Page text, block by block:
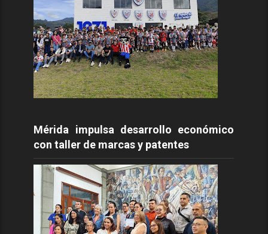
Mérida impulsa desarrollo económico
con taller de marcas y patentes